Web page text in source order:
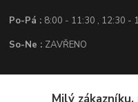
Po-Pá : 8:00 - 11:30 , 12:30 -
So-Ne : ZAVŘENO
Kontakt